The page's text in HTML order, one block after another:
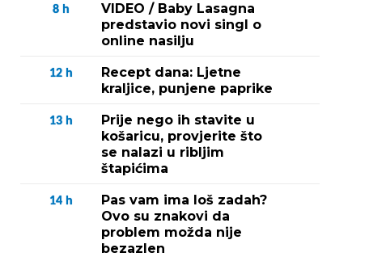
8 h
VIDEO / Baby Lasagna
predstavio novi singl o
online nasilju
12 h
Recept dana: Ljetne
kraljice, punjene paprike
13 h
Prije nego ih stavite u
košaricu, provjerite što
se nalazi u ribljim
štapićima
14 h
Pas vam ima loš zadah?
Ovo su znakovi da
problem možda nije
bezazlen